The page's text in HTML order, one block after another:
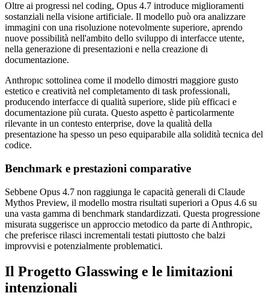
Oltre ai progressi nel coding, Opus 4.7 introduce miglioramenti
sostanziali nella visione artificiale. Il modello può ora analizzare
immagini con una risoluzione notevolmente superiore, aprendo
nuove possibilità nell'ambito dello sviluppo di interfacce utente,
nella generazione di presentazioni e nella creazione di
documentazione.
Anthropıc sottolinea come il modello dimostri maggiore gusto
estetico e creatività nel completamento di task professionali,
producendo interfacce di qualità superiore, slide più efficaci e
documentazione più curata. Questo aspetto è particolarmente
rilevante in un contesto enterprise, dove la qualità della
presentazione ha spesso un peso equiparabile alla solidità tecnica del
codice.
Benchmark e prestazioni comparative
Sebbene Opus 4.7 non raggiunga le capacità generali di Claude
Mythos Preview, il modello mostra risultati superiori a Opus 4.6 su
una vasta gamma di benchmark standardizzati. Questa progressione
misurata suggerisce un approccio metodico da parte di Anthropic,
che preferisce rilasci incrementali testati piuttosto che balzi
improvvisi e potenzialmente problematici.
Il Progetto Glasswing e le limitazioni
intenzionali